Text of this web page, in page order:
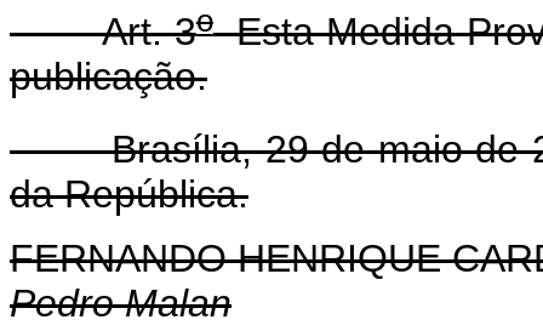
Art. 3oEsta Medida
publicação.
Brasília, 29 de maio de
da República.
FERNANDO HENRIQUE
Pedro Malan